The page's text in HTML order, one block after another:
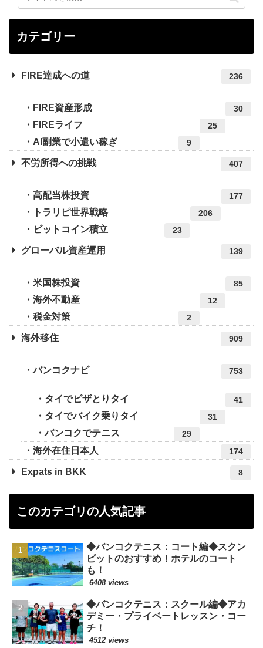
カテゴリー
FIRE達成への道 236
FIRE資産形成 30
FIREライフ 25
AI副業で小遣い稼ぎ 9
不労所得への挑戦 407
高配当株投資 177
トラリピ世界戦略 206
ビットコイン積立 23
グローバル資産運用 139
米国株投資 85
海外不動産 12
税金対策 2
海外移住 909
バンコクナビ 753
タイでビザとりタイ 41
タイでバイク乗りタイ 31
バンコクでテニス 29
海外在住日本人 174
Expats in BKK 8
このカテゴリの人気記事
◆バンコクテニス：コート編◆スクン
ビットのおすすめ！ホテルのコート
も！
6408 views
◆バンコクテニス：スクール編◆アカ
デミー・プライベートレッスン・コー
チ！
4512 views